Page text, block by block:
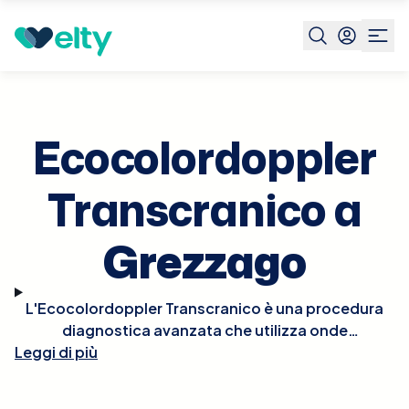
Prenota visita Ecocolordoppler Transcranico Grezzago
Ecocolordoppler
Transcranico a
Grezzago
L'Ecocolordoppler Transcranico è una procedura
diagnostica avanzata che utilizza onde
ultrasoniche per valutare il flusso sanguigno nelle
Leggi di più